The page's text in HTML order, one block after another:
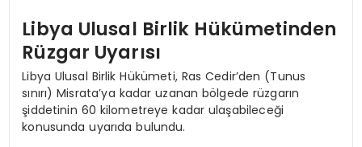
Libya Ulusal Birlik Hükümetinden
Rüzgar Uyarısı
Libya Ulusal Birlik Hükümeti, Ras Cedir’den (Tunus
sınırı) Misrata’ya kadar uzanan bölgede rüzgarın
şiddetinin 60 kilometreye kadar ulaşabileceği
konusunda uyarıda bulundu.